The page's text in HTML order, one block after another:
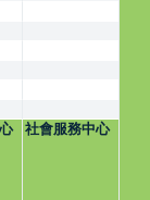
社會服務中心